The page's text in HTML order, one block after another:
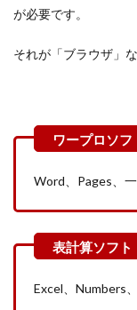
が必要です。
それが「ブラウザ」な
Word、Pages、
Excel、Numbers